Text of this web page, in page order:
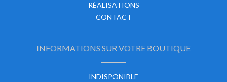
RÉALISATIONS
CONTACT
INFORMATIONS SUR VOTRE BOUTIQUE
INDISPONIBLE